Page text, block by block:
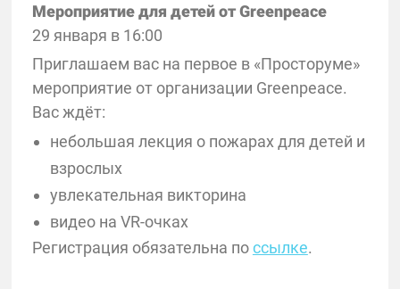
Мероприятие для детей от Greenpeace
29 января в 16:00
Приглашаем вас на первое в «Просторуме»
мероприятие от организации Greenpeace.
Вас ждёт:
небольшая лекция о пожарах для детей и
взрослых
увлекательная викторина
видео на VR-очках
Регистрация обязательна поссылке.